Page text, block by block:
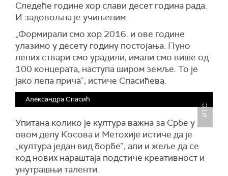
Следеће године хор слави десет година рада.
И задовољна је учињеним.
„Формирали смо хор 2016. и ове године
улазимо у десету годину постојања. Пуно
лепих ствари смо урадили, имали смо више од
100 концерата, наступа широм земље. То је
јако лепа прича”, истиче Спасићева.
Александра Спасић
РТС
Упитана колико је култура важна за Србе у
овом делу Косова и Метохије истиче да је
„култура један вид борбе”, али и жеље да се
код нових нараштаја подстиче креативност и
унутрашњи таленти.